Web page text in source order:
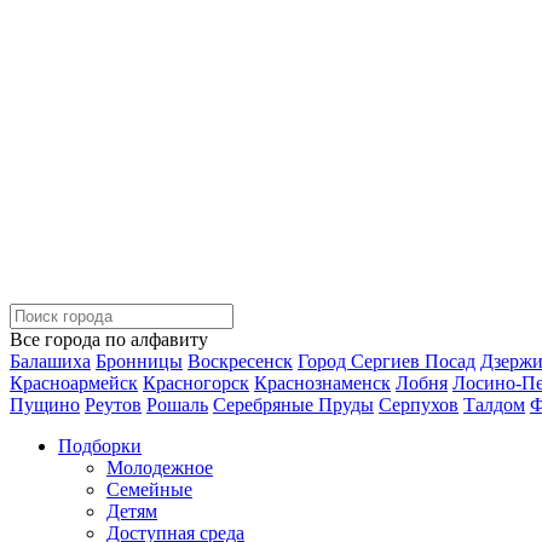
Все города по алфавиту
Балашиха Бронницы Воскресенск Город Сергиев Посад
Красноармейск Красногорск Краснознаменск Лобня Лосино-
Пущино Реутов Рошаль Серебряные Пруды Серпухов Талдом
Подборки
Молодежное
Семейные
Детям
Доступная среда